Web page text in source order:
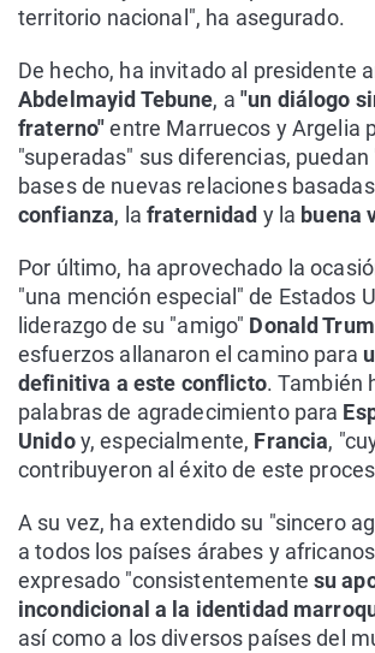
territorio nacional", ha asegurado.
De hecho, ha invitado al presidente
Abdelmayid Tebune, a "un diálogo
fraterno"entre Marruecos y Argelia
"superadas" sus diferencias, puedan
bases de nuevas relaciones
confianza, la fraternidad y la buena
Por último, ha aprovechado la
"una mención especial" de Estados
liderazgo de su "amigo" Donald
esfuerzos allanaron el camino para
definitiva a este conflicto. También
palabras de agradecimiento para
Unidoy, especialmente, Francia,
contribuyeron al éxito de este
A su vez, ha extendido su "sincero
a todos los países árabes y
expresado "consistentemente su
incondicional a la identidad
así como a los diversos países del